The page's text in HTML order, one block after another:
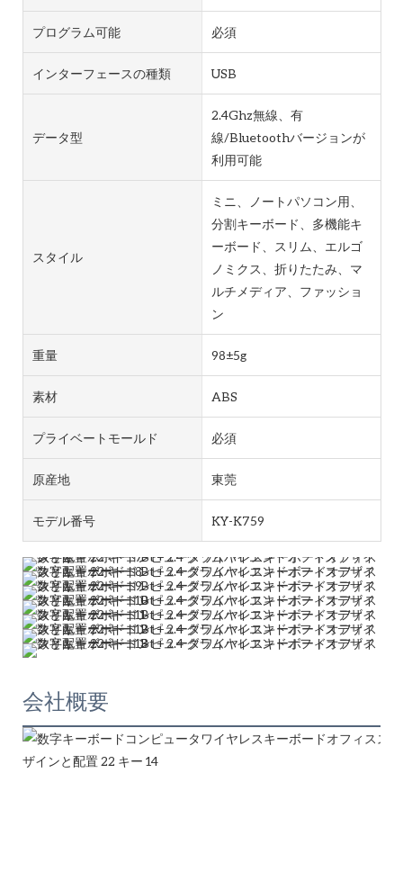
プログラム可能 必須
インターフェースの種類 USB
データ型
2.4Ghz無線、有
線/Bluetoothバージョンが
利用可能
スタイル
ミニ、ノートパソコン用、
分割キーボード、多機能キ
ーボード、スリム、エルゴ
ノミクス、折りたたみ、マ
ルチメディア、ファッショ
ン
重量 98±5g
素材 ABS
プライベートモールド 必須
原産地 東莞
モデル番号 KY-K759
会社概要